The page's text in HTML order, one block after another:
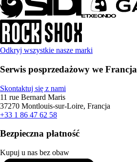
Odkryj wszystkie nasze marki
Serwis posprzedażowy we Francja
Skontaktuj się z nami
11 rue Bernard Maris
37270 Montlouis-sur-Loire, Francja
+33 1 86 47 62 58
Bezpieczna płatność
Kupuj u nas bez obaw